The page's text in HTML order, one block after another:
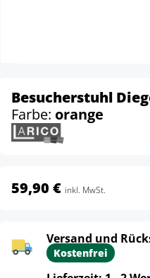
Besucherstuhl
Farbe: orange
59,90 € inkl. MwSt.
Versand und
Kostenfrei